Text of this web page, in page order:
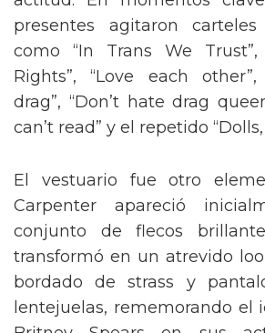
actitud. En momentos
presentes agitaron carteles
como “In Trans We
Rights”, “Love each other”,
drag”, “Don’t hate drag
can’t read” y el repetido “Dolls,
El vestuario fue otro
Carpenter apareció
conjunto de flecos
transformó en un atrevido
bordado de strass y
lentejuelas, rememorando el